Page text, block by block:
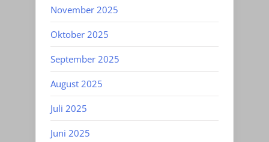
November 2025
Oktober 2025
September 2025
August 2025
Juli 2025
Juni 2025